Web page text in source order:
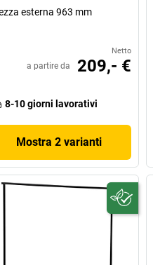
esterna 963 mm
Netto
a partire da 209,- €
8-10 giorni lavorativi
Mostra 2 varianti